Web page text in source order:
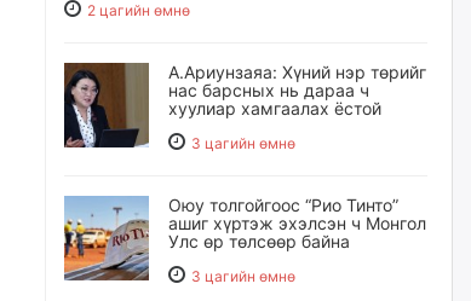
2 цагийн өмнө
А.Ариунзаяа: Хүний нэр төрийг
нас барсных нь дараа ч
хуулиар хамгаалах ёстой
3 цагийн өмнө
Оюу толгойгоос “Рио Тинто”
ашиг хүртэж эхэлсэн ч Монгол
Улс өр төлсөөр байна
3 цагийн өмнө